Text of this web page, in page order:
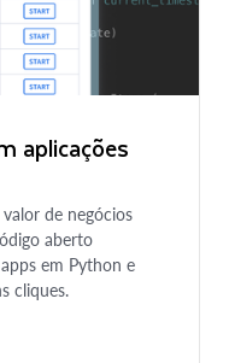
aplicações
de negócios
aberto
em Python e
cliques.